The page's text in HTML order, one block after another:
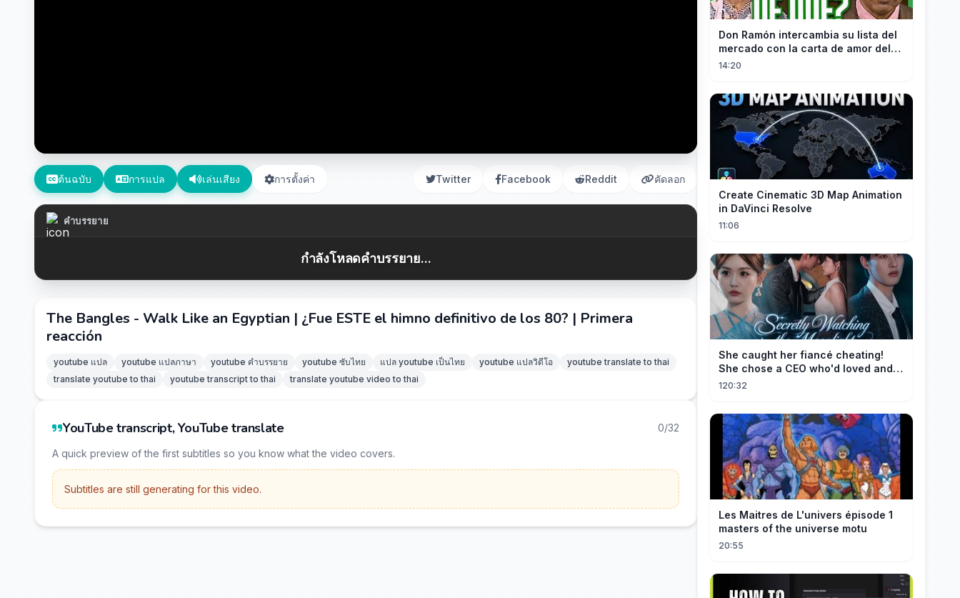
ต้นฉบับ การแปล เล่นเสียง การตั้งค่า Twitter Facebook Reddit คัดลอก
คำบรรยาย
กำลังโหลดคำบรรยาย...
The Bangles - Walk Like an Egyptian | ¿Fue ESTE el himno definitivo de los 80? | Primera
reacción
youtube แปล youtube แปลภาษา youtube คำบรรยาย youtube ซับไทย แปล youtube เป็นไทย youtube แปลวิดีโอ
youtube translate to thai
translate youtube to thai
youtube transcript to thai translate youtube video to thai
YouTube transcript, YouTube translate 0/32
A quick preview of the first subtitles so you know what the video covers.
Subtitles are still generating for this video.
Don Ramón intercambia su lista del
mercado con la carta de amor del
Profesor
14:20
Create Cinematic 3D Map Animation
in DaVinci Resolve
11:06
She caught her fiancé cheating!
She chose a CEO who'd loved and
cherished her for years. ❤️
120:32
Les Maitres de L'univers épisode 1
masters of the universe motu
20:55